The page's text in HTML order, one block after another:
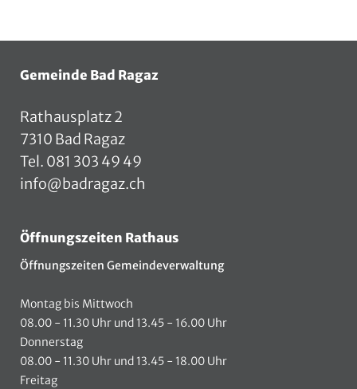
Gemeinde Bad Ragaz
Rathausplatz 2
7310 Bad Ragaz
Tel. 081 303 49 49
info@badragaz.ch
Öffnungszeiten Rathaus
Öffnungszeiten Gemeindeverwaltung
Montag bis Mittwoch
08.00 - 11.30 Uhr und 13.45 - 16.00 Uhr
Donnerstag
08.00 - 11.30 Uhr und 13.45 - 18.00 Uhr
Freitag